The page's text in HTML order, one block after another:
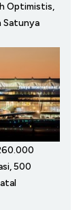
Optimistis,
Satunya
500